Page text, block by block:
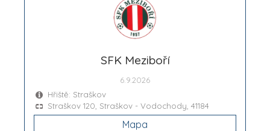
SFK Meziboří
6.9.2026
Hřiště: Straškov
Straškov 120, Straškov - Vodochody, 41184
Mapa